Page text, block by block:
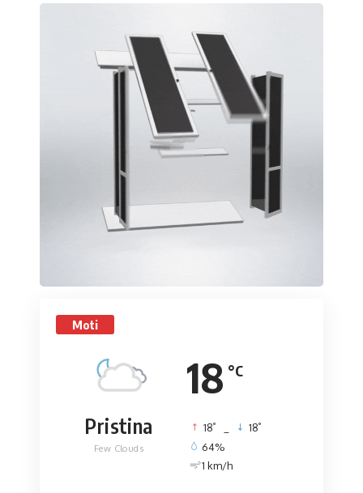
Moti
18 °C
Pristina
Few Clouds
18° 18°
64%
1 km/h